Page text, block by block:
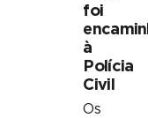
foi
à
Polícia
Civil
Os